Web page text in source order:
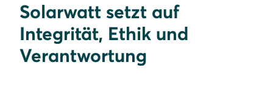
Solarwatt setzt auf
Integrität, Ethik und
Verantwortung